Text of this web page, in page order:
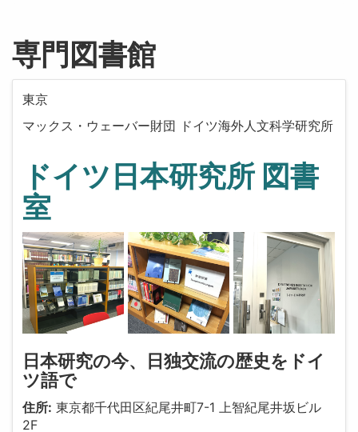
専門図書館
東京
マックス・ウェーバー財団 ドイツ海外人文科学研究所
ドイツ日本研究所 図書
室
日本研究の今、日独交流の歴史をドイ
ツ語で
住所: 東京都千代田区紀尾井町7-1 上智紀尾井坂ビル
2F